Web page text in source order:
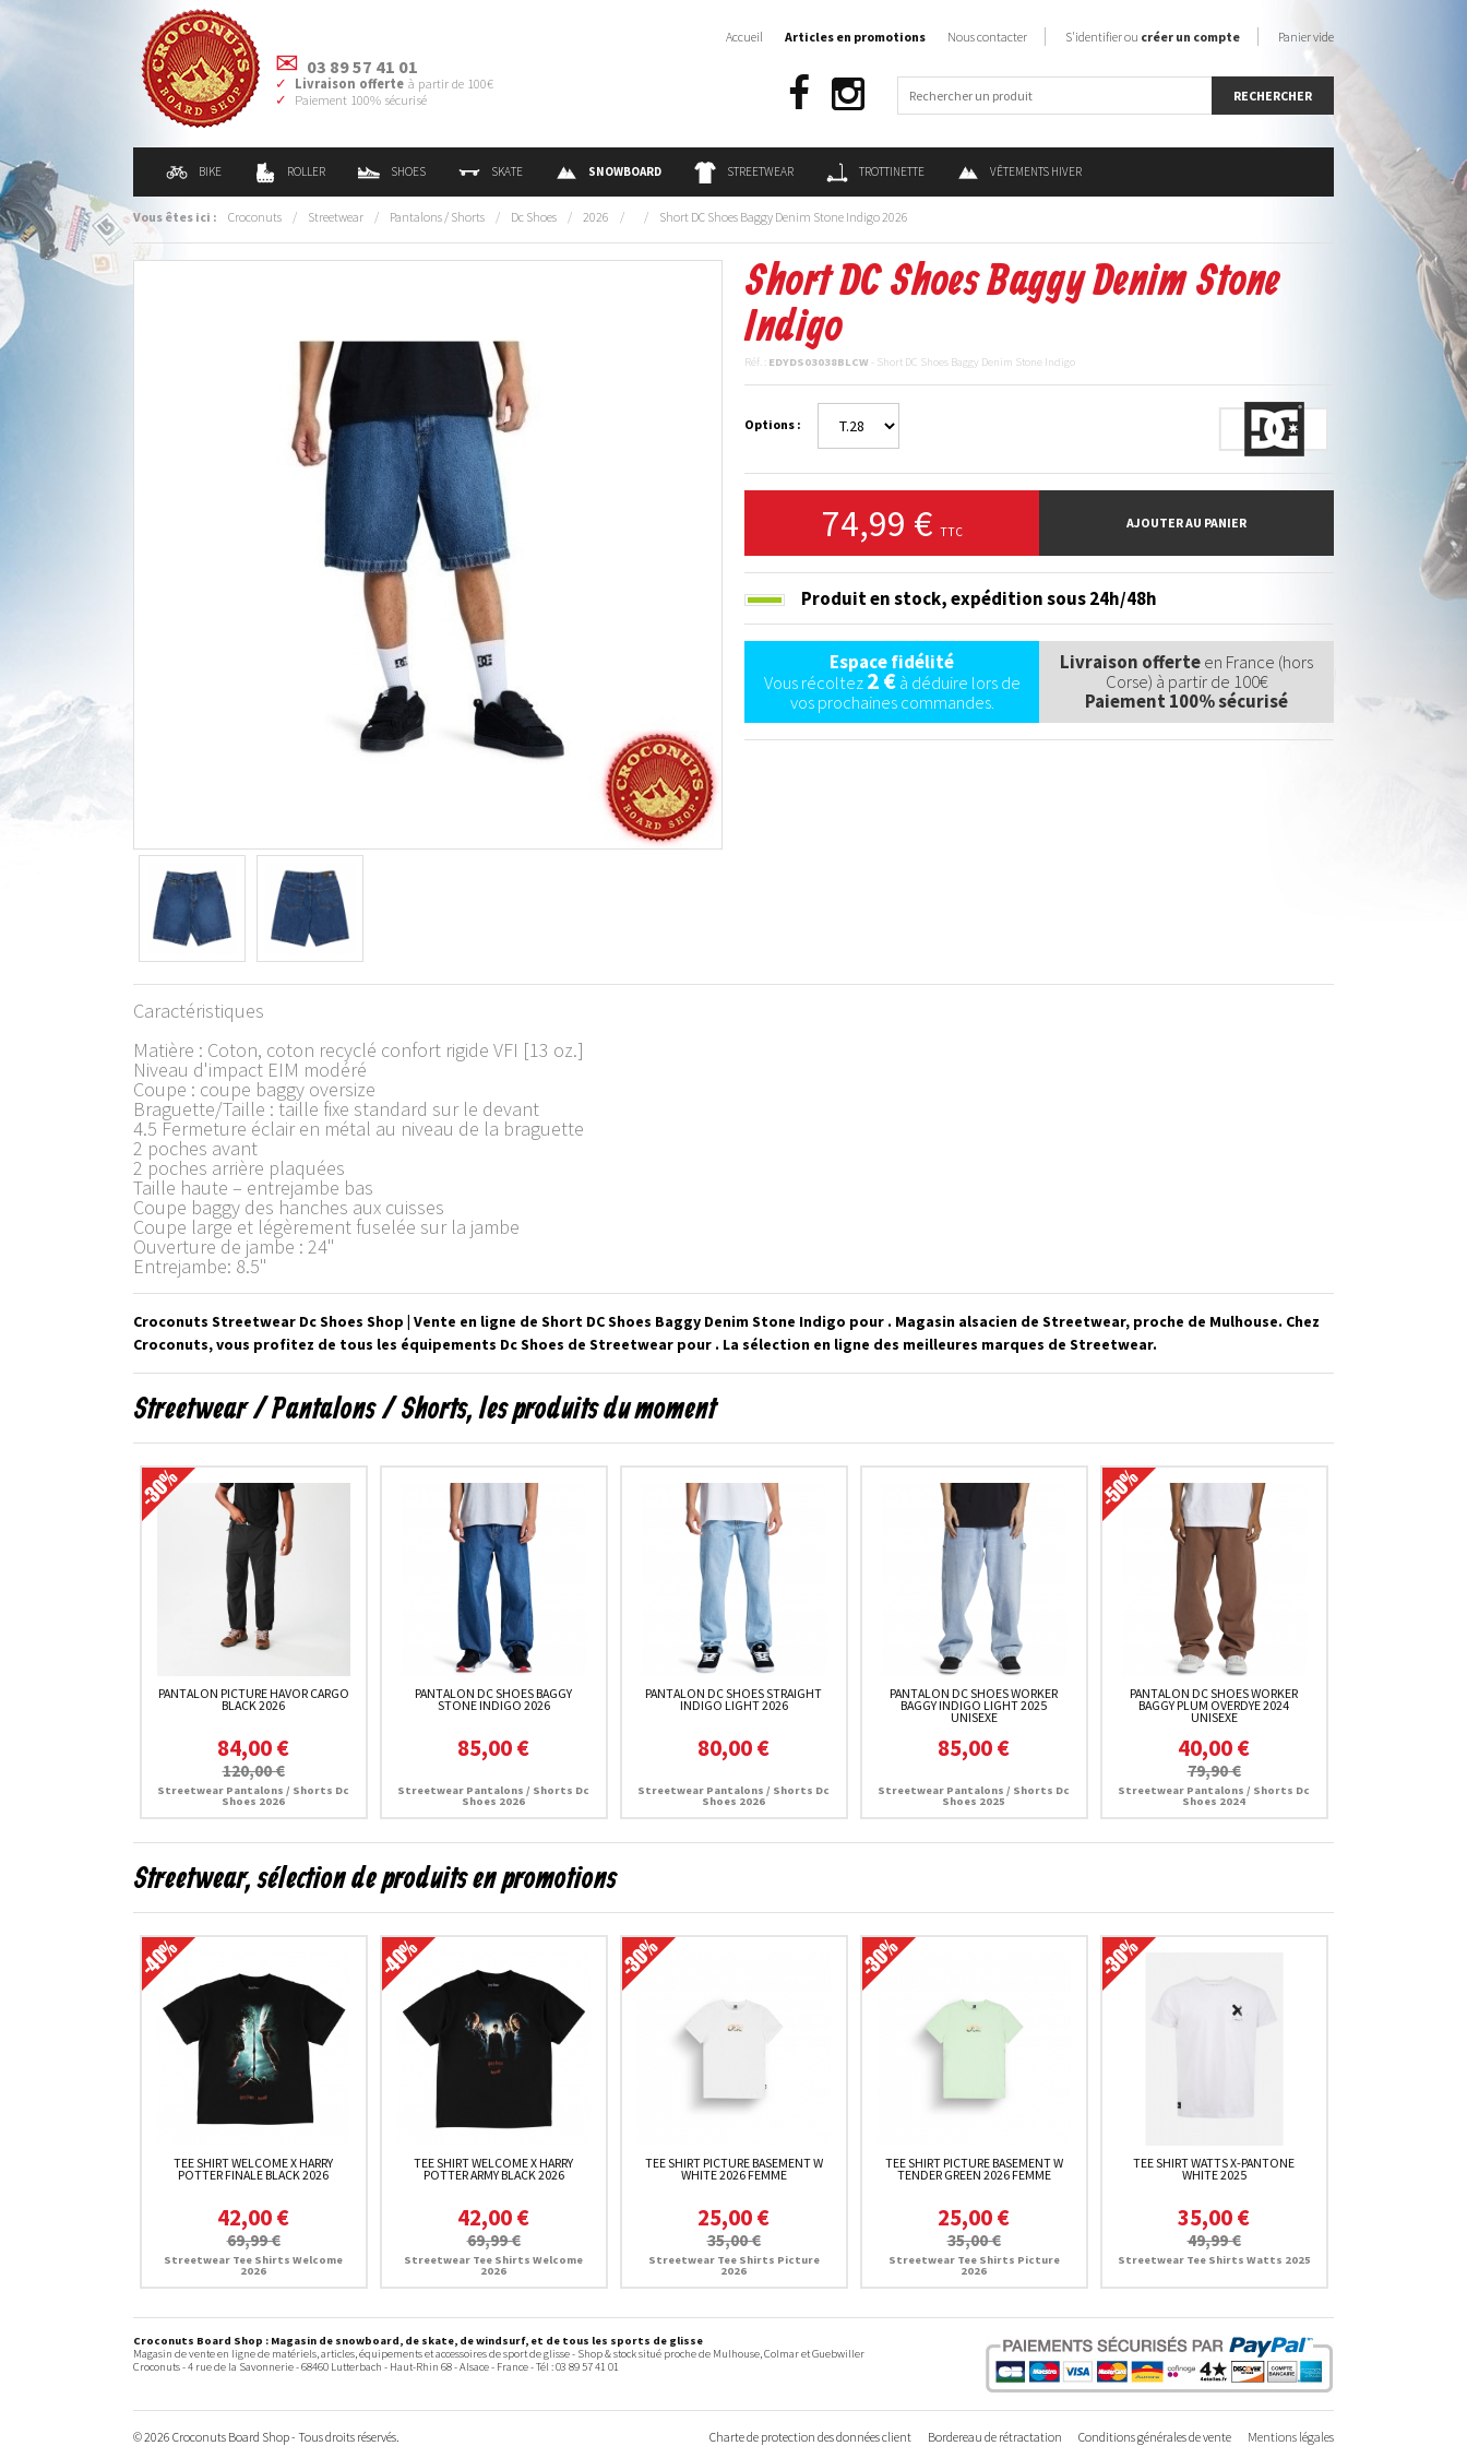
03 89 57 41 01
Livraison offerte à partir de 100€
Paiement 100% sécurisé
BIKE ROLLER SHOES SKATE SNOWBOARD STREETWEAR TROTTINETTE VÊTEMENTS HIVER
Accueil Articles en promotions Nous contacter S'identifier ou créer un compte Panier vide
Vous êtes ici : Croconuts / Streetwear / Pantalons / Shorts / Dc Shoes / 2026 / / Short DC Shoes Baggy Denim Stone Indigo 2026
Short DC Shoes Baggy Denim Stone
Indigo
Réf. : EDYDS03038BLCW - Short DC Shoes Baggy Denim Stone Indigo
Options :
74,99 € TTC
AJOUTER AU PANIER
Produit en stock,expédition sous 24h/48h
Espace fidélité
Vous récoltez2 €à déduire lors de
vos prochaines commandes.
Livraison offerteen France (hors
Corse) à partir de 100€
Paiement 100% sécurisé
Caractéristiques
Matière : Coton, coton recyclé confort rigide VFI [13 oz.]
Niveau d'impact EIM modéré
Coupe : coupe baggy oversize
Braguette/Taille : taille fixe standard sur le devant
4.5 Fermeture éclair en métal au niveau de la braguette
2 poches avant
2 poches arrière plaquées
Taille haute – entrejambe bas
Coupe baggy des hanches aux cuisses
Coupe large et légèrement fuselée sur la jambe
Ouverture de jambe : 24"
Entrejambe: 8.5"
Croconuts Streetwear Dc Shoes Shop | Vente en ligne de Short DC Shoes Baggy Denim Stone Indigo pour . Magasin alsacien de Streetwear, proche de Mulhouse. Chez
Croconuts, vous profitez de tous les équipements Dc Shoes de Streetwear pour . La sélection en ligne des meilleures marques de Streetwear.
Streetwear / Pantalons / Shorts, les produits du moment
PANTALON PICTURE HAVOR CARGO
BLACK 2026
84,00 €
120,00 €
Streetwear Pantalons / Shorts Dc
Shoes 2026
PANTALON DC SHOES BAGGY
STONE INDIGO 2026
85,00 €
Streetwear Pantalons / Shorts Dc
Shoes 2026
PANTALON DC SHOES STRAIGHT
INDIGO LIGHT 2026
80,00 €
Streetwear Pantalons / Shorts Dc
Shoes 2026
PANTALON DC SHOES WORKER
BAGGY INDIGO LIGHT 2025
UNISEXE
85,00 €
Streetwear Pantalons / Shorts Dc
Shoes 2025
PANTALON DC SHOES WORKER
BAGGY PLUM OVERDYE 2024
UNISEXE
40,00 €
79,90 €
Streetwear Pantalons / Shorts Dc
Shoes 2024
Streetwear, sélection de produits en promotions
TEE SHIRT WELCOME X HARRY
POTTER FINALE BLACK 2026
42,00 €
69,99 €
Streetwear Tee Shirts Welcome
2026
TEE SHIRT WELCOME X HARRY
POTTER ARMY BLACK 2026
42,00 €
69,99 €
Streetwear Tee Shirts Welcome
2026
TEE SHIRT PICTURE BASEMENT W
WHITE 2026 FEMME
25,00 €
35,00 €
Streetwear Tee Shirts Picture
2026
TEE SHIRT PICTURE BASEMENT W
TENDER GREEN 2026 FEMME
25,00 €
35,00 €
Streetwear Tee Shirts Picture
2026
TEE SHIRT WATTS X-PANTONE
WHITE 2025
35,00 €
49,99 €
Streetwear Tee Shirts Watts 2025
Croconuts Board Shop : Magasin de snowboard, de skate, de windsurf, et de tous les sports de glisse
Magasin de vente en ligne de matériels, articles, équipements et accessoires de sport de glisse - Shop & stock situé proche de Mulhouse, Colmar et Guebwiller
Croconuts -4 rue de la Savonnerie-68460 Lutterbach - Haut-Rhin 68 -Alsace- France- Tél :03 89 57 41 01
© 2026 Croconuts Board Shop - Tous droits réservés. Charte de protection des données client Bordereau de rétractation Conditions générales de vente Mentions légales